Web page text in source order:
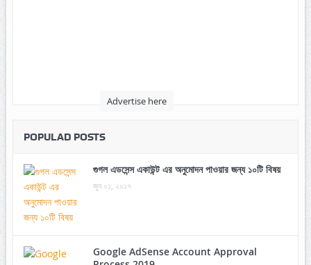
Advertise here
POPULAD POSTS
গুগল এডসেন্স একাউন্ট এর অনুমোদন পাওয়ার জন্য ১০টি বিষয়
জুন ০১, ২০১৭
Google AdSense Account Approval